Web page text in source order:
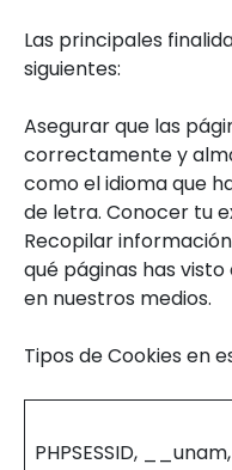
Las principales
siguientes:
Asegurar que las
correctamente y
como el idioma que
de letra. Conocer tu
Recopilar
qué páginas has
en nuestros medios.
Tipos de Cookies en
PHPSESSID,